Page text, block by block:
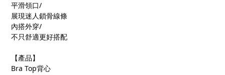
平滑領口/
展現迷人鎖骨線條
內搭外穿/
不只舒適更好搭配
【產品】
Bra Top背心